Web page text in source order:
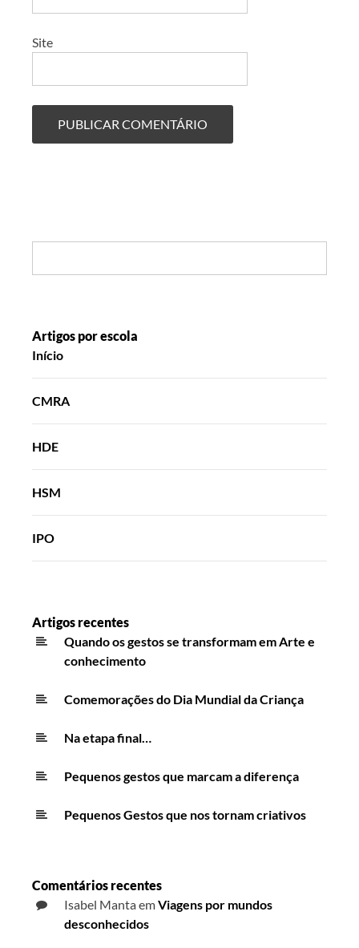
Site
Artigos por escola
Início
CMRA
HDE
HSM
IPO
Artigos recentes
Quando os gestos se transformam em Arte e
conhecimento
Comemorações do Dia Mundial da Criança
Na etapa final…
Pequenos gestos que marcam a diferença
Pequenos Gestos que nos tornam criativos
Comentários recentes
Isabel MantaemViagens por mundos
desconhecidos